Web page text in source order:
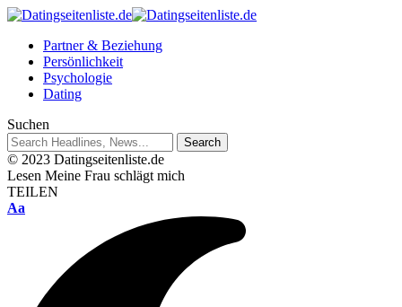
Partner & Beziehung
Persönlichkeit
Psychologie
Dating
Suchen
© 2023 Datingseitenliste.de
Lesen Meine Frau schlägt mich
TEILEN
Aa